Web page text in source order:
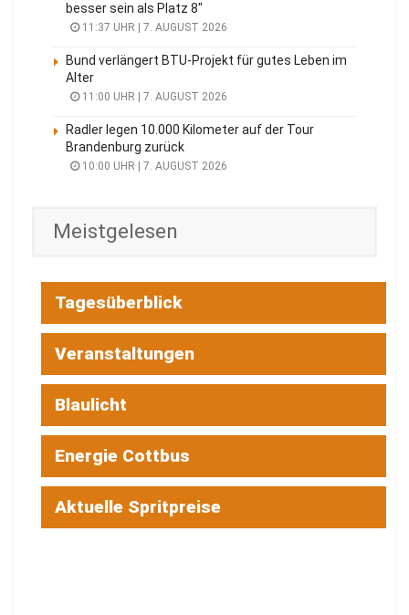
besser sein als Platz 8″
11:37 UHR | 7. AUGUST 2026
Bund verlängert BTU-Projekt für gutes Leben im
Alter
11:00 UHR | 7. AUGUST 2026
Radler legen 10.000 Kilometer auf der Tour
Brandenburg zurück
10:00 UHR | 7. AUGUST 2026
Meistgelesen
Tagesüberblick
Veranstaltungen
Blaulicht
Energie Cottbus
Aktuelle Spritpreise